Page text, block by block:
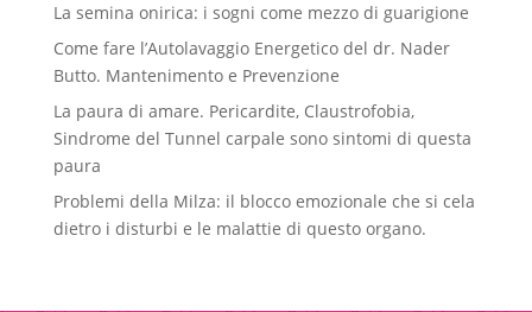
La semina onirica: i sogni come mezzo di guarigione
Come fare l’Autolavaggio Energetico del dr. Nader
Butto. Mantenimento e Prevenzione
La paura di amare. Pericardite, Claustrofobia,
Sindrome del Tunnel carpale sono sintomi di questa
paura
Problemi della Milza: il blocco emozionale che si cela
dietro i disturbi e le malattie di questo organo.